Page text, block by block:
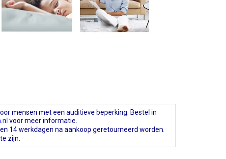
mensen met een auditieve beperking. Bestel in
voor meer informatie.
14 werkdagen na aankoop geretourneerd worden.
zijn.